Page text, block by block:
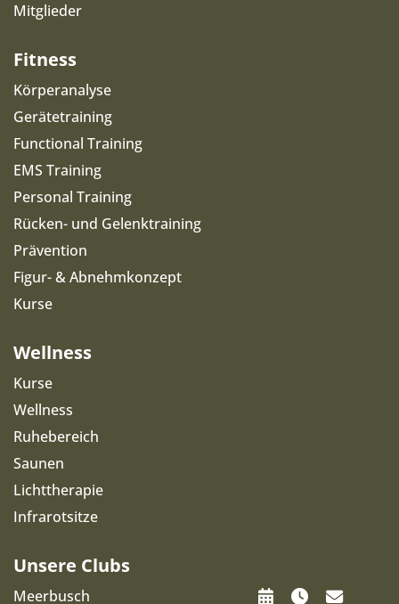
Mitglieder
Fitness
Körperanalyse
Gerätetraining
Functional Training
EMS Training
Personal Training
Rücken- und Gelenktraining
Prävention
Figur- & Abnehmkonzept
Kurse
Wellness
Kurse
Wellness
Ruhebereich
Saunen
Lichttherapie
Infrarotsitze
Unsere Clubs
Meerbusch